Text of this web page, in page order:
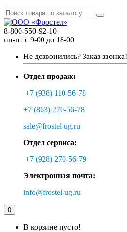
8-800-550-92-10
пн-пт с 9-00 до 18-00
Не дозвонились? Заказ звонка!
Отдел продаж:
+7 (938) 110-56-78
+7 (863) 270-56-78
sale@frostel-ug.ru
Отдел сервиса:
+7 (928) 270-56-79
Электронная почта:
info@frostel-ug.ru
0
В корзине пусто!